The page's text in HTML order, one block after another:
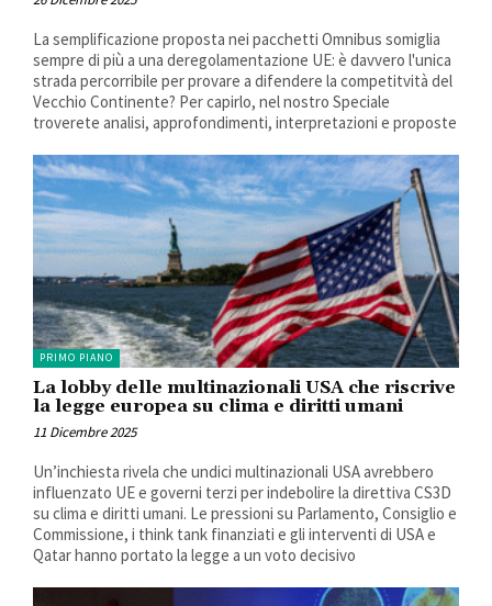
La semplificazione proposta nei pacchetti Omnibus somiglia
sempre di più a una deregolamentazione UE: è davvero l'unica
strada percorribile per provare a difendere la competitvità del
Vecchio Continente? Per capirlo, nel nostro Speciale
troverete analisi, approfondimenti, interpretazioni e proposte
PRIMO PIANO
La lobby delle multinazionali USA che riscrive
la legge europea su clima e diritti umani
11 Dicembre 2025
Un’inchiesta rivela che undici multinazionali USA avrebbero
influenzato UE e governi terzi per indebolire la direttiva CS3D
su clima e diritti umani. Le pressioni su Parlamento, Consiglio e
Commissione, i think tank finanziati e gli interventi di USA e
Qatar hanno portato la legge a un voto decisivo